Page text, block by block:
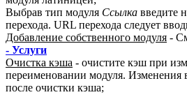
Выбрав тип модуля Ссылка введите
перехода. URL перехода следует
Добавление собственного модуля -
- Услуги
Очистка кэша - очистите кэш при
переименовании модуля. Изменения
после очистки кэша;